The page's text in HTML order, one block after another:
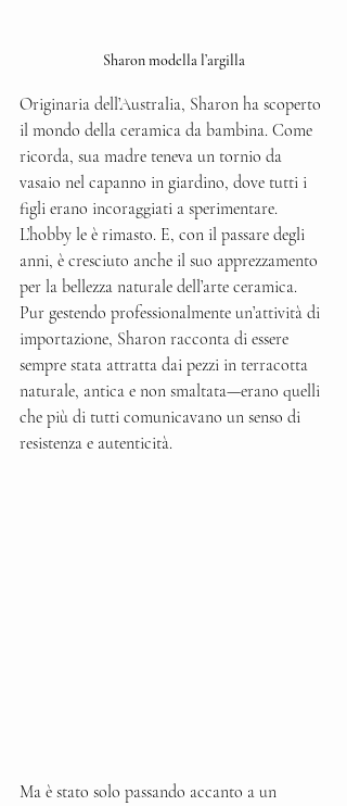
Sharon modella l’argilla
Originaria dell’Australia, Sharon ha scoperto
il mondo della ceramica da bambina. Come
ricorda, sua madre teneva un tornio da
vasaio nel capanno in giardino, dove tutti i
figli erano incoraggiati a sperimentare.
L’hobby le è rimasto. E, con il passare degli
anni, è cresciuto anche il suo apprezzamento
per la bellezza naturale dell’arte ceramica.
Pur gestendo professionalmente un’attività di
importazione, Sharon racconta di essere
sempre stata attratta dai pezzi in terracotta
naturale, antica e non smaltata—erano quelli
che più di tutti comunicavano un senso di
resistenza e autenticità.
Ma è stato solo passando accanto a un